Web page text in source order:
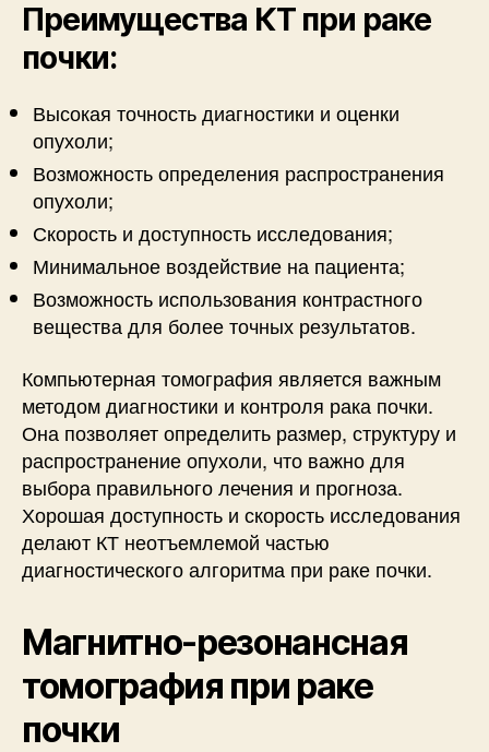
Преимущества КТ при раке
почки:
Высокая точность диагностики и оценки
опухоли;
Возможность определения распространения
опухоли;
Скорость и доступность исследования;
Минимальное воздействие на пациента;
Возможность использования контрастного
вещества для более точных результатов.
Компьютерная томография является важным
методом диагностики и контроля рака почки.
Она позволяет определить размер, структуру и
распространение опухоли, что важно для
выбора правильного лечения и прогноза.
Хорошая доступность и скорость исследования
делают КТ неотъемлемой частью
диагностического алгоритма при раке почки.
Магнитно-резонансная
томография при раке
почки